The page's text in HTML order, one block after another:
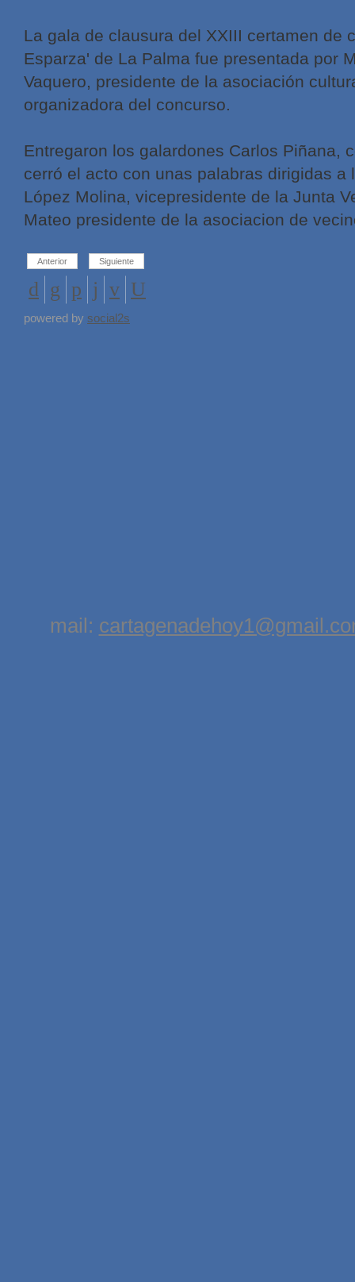
La gala de clausura del XXIII certamen de
Esparza' de La Palma fue presentada por
Vaquero, presidente de la asociación
organizadora del concurso.
Entregaron los galardones Carlos Piñana,
cerró el acto con unas palabras dirigidas
López Molina, vicepresidente de la Junta
Mateo presidente de la asociacion de
Anterior Siguiente
powered by social2s
mail: